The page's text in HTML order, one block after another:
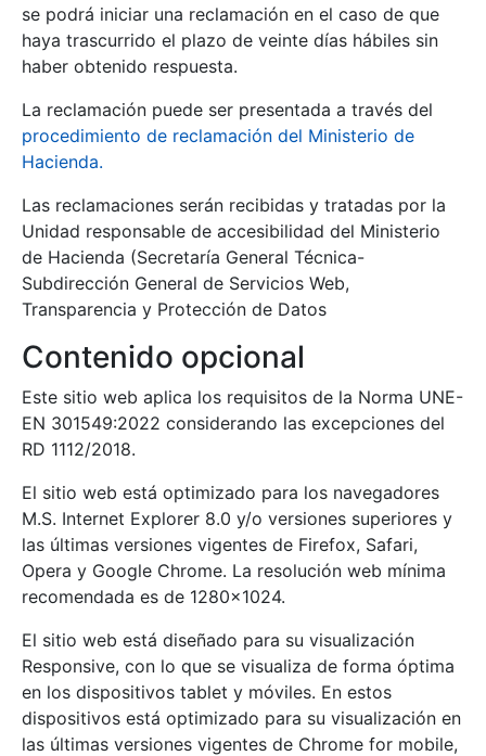
se podrá iniciar una reclamación en el caso de que
haya trascurrido el plazo de veinte días hábiles sin
haber obtenido respuesta.
La reclamación puede ser presentada a través del
procedimiento de reclamación del Ministerio de
Hacienda.
Las reclamaciones serán recibidas y tratadas por la
Unidad responsable de accesibilidad del Ministerio
de Hacienda (Secretaría General Técnica-
Subdirección General de Servicios Web,
Transparencia y Protección de Datos
Contenido opcional
Este sitio web aplica los requisitos de la Norma UNE-
EN 301549:2022 considerando las excepciones del
RD 1112/2018.
El sitio web está optimizado para los navegadores
M.S. Internet Explorer 8.0 y/o versiones superiores y
las últimas versiones vigentes de Firefox, Safari,
Opera y Google Chrome. La resolución web mínima
recomendada es de 1280x1024.
El sitio web está diseñado para su visualización
Responsive, con lo que se visualiza de forma óptima
en los dispositivos tablet y móviles. En estos
dispositivos está optimizado para su visualización en
las últimas versiones vigentes de Chrome for mobile,